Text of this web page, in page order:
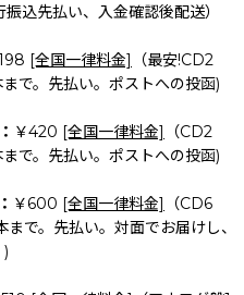
込先払い、入金確認後配送）
[全国一律料金]
（最安!CD2
で。先払い。ポストへの投函)
￥420 [全国一律料金]
（CD2
で。先払い。ポストへの投函)
￥600 [全国一律料金]
（CD6
で。先払い。対面でお届けし、